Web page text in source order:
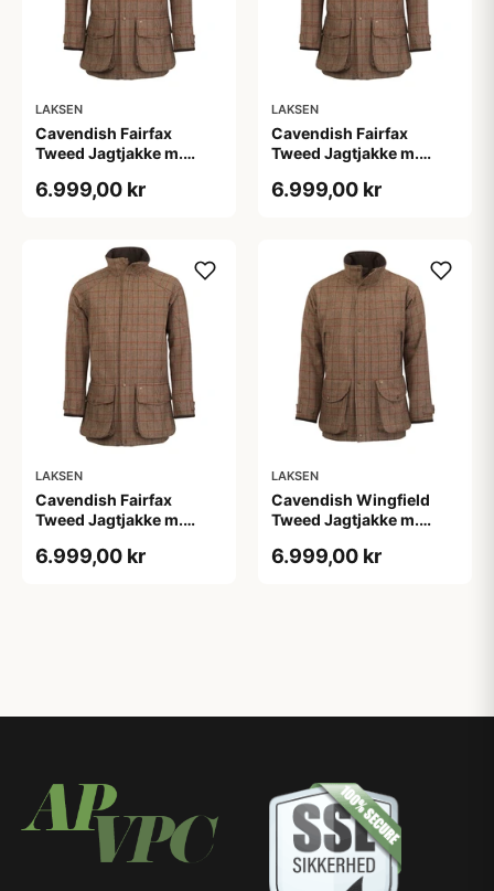
LAKSEN
Cavendish Fairfax
Tweed Jagtjakke m.
6.999,00 kr
LAKSEN
Cavendish Fairfax
Tweed Jagtjakke m.
6.999,00 kr
LAKSEN
Cavendish Fairfax
Tweed Jagtjakke m.
6.999,00 kr
LAKSEN
Cavendish Wingfield
Tweed Jagtjakke m.
6.999,00 kr